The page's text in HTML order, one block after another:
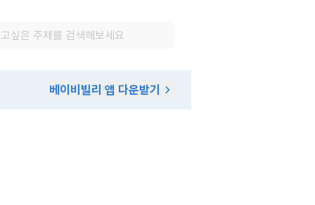
베이비빌리 앱 다운받기